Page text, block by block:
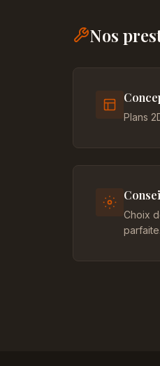
Nos
Plans
Choix
parfaite.